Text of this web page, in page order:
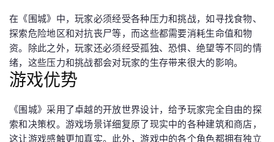
在《围城》中，玩家必须经受各种压力和挑战，如寻找食物、
探索危险地区和对抗丧尸等，而这些都需要消耗生命值和物
资。除此之外，玩家还必须经受孤独、恐惧、绝望等不同的情
绪，这些压力和挑战都会对玩家的生存带来很大的影响。
游戏优势
《围城》采用了卓越的开放世界设计，给予玩家完全自由的探
索和决策权。游戏场景详细复原了现实中的各种建筑和商店，
这让游戏感触更加真实。此外，游戏中的各个角色都拥有独立